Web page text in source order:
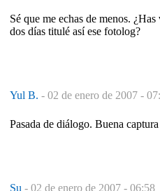
Sé que me echas de menos.
dos días titulé así ese fotolog?
Yul B. - 02 de enero de 2007 -
Pasada de diálogo. Buena
Su - 02 de enero de 2007 - 06:58